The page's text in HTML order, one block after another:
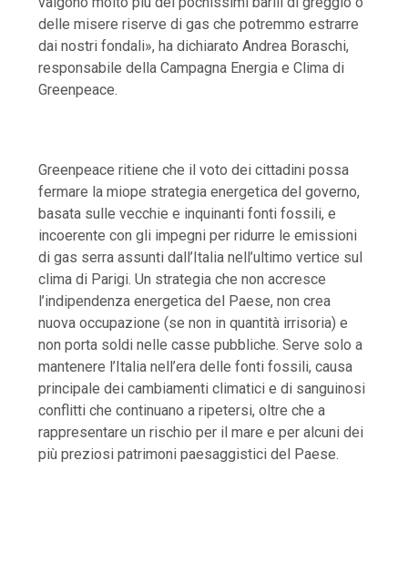
delle misere riserve di gas che potremmo estrarre
dai nostri fondali», ha dichiarato Andrea Boraschi,
responsabile della Campagna Energia e Clima di
Greenpeace.
Greenpeace ritiene che il voto dei cittadini possa
fermare la miope strategia energetica del governo,
basata sulle vecchie e inquinanti fonti fossili, e
incoerente con gli impegni per ridurre le emissioni
di gas serra assunti dall’Italia nell’ultimo vertice sul
clima di Parigi. Un strategia che non accresce
l’indipendenza energetica del Paese, non crea
nuova occupazione (se non in quantità irrisoria) e
non porta soldi nelle casse pubbliche. Serve solo a
mantenere l’Italia nell’era delle fonti fossili, causa
principale dei cambiamenti climatici e di sanguinosi
conflitti che continuano a ripetersi, oltre che a
rappresentare un rischio per il mare e per alcuni dei
più preziosi patrimoni paesaggistici del Paese.